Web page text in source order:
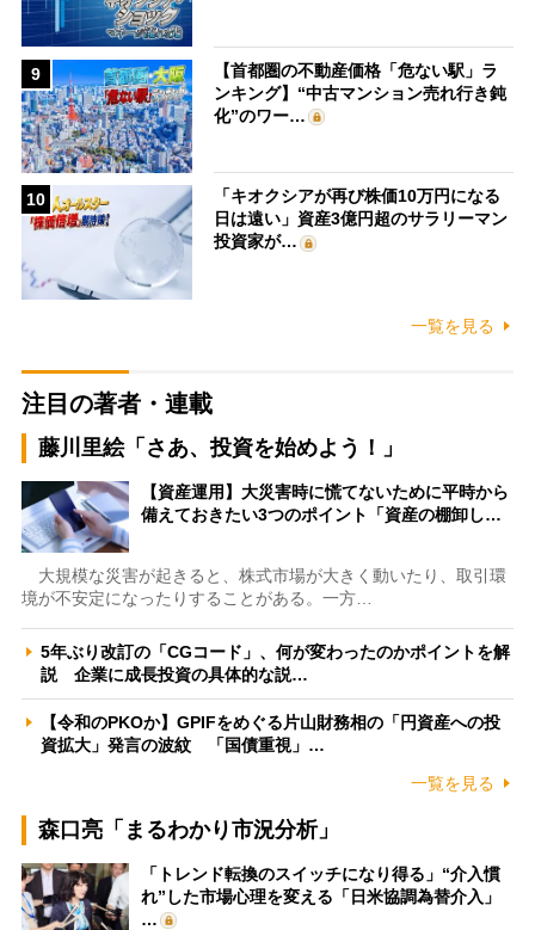
9
【首都圏の不動産価格「危ない駅」ラ
ンキング】“中古マンション売れ行き鈍
化”のワー…
10
「キオクシアが再び株価10万円になる
日は遠い」資産3億円超のサラリーマン
投資家が…
一覧を見る
注目の著者・連載
藤川里絵「さあ、投資を始めよう！」
【資産運用】大災害時に慌てないために平時から
備えておきたい3つのポイント「資産の棚卸し…
大規模な災害が起きると、株式市場が大きく動いたり、取引環
境が不安定になったりすることがある。一方…
5年ぶり改訂の「CGコード」、何が変わったのかポイントを解
説 企業に成長投資の具体的な説…
【令和のPKOか】GPIFをめぐる片山財務相の「円資産への投
資拡大」発言の波紋 「国債重視」…
一覧を見る
森口亮「まるわかり市況分析」
「トレンド転換のスイッチになり得る」“介入慣
れ”した市場心理を変える「日米協調為替介入」
…